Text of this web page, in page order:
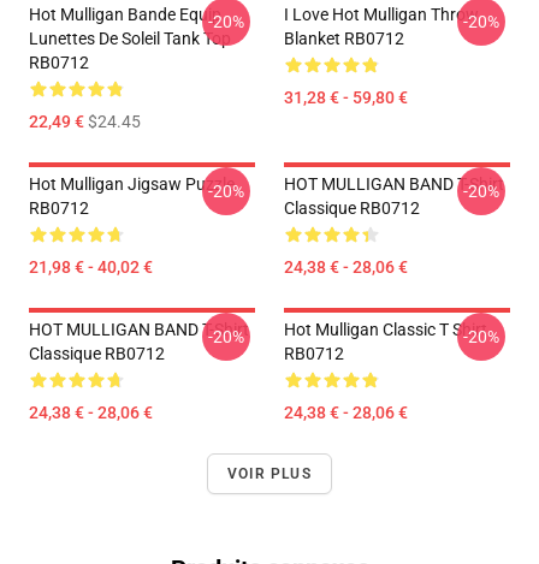
Hot Mulligan Bande Equip
Lunettes De Soleil Tank Top
RB0712
22,49 €$24.45
-20%
I Love Hot Mulligan Throw
Blanket RB0712
31,28 € - 59,80 €
-20%
Hot Mulligan Jigsaw Puzzle
RB0712
21,98 € - 40,02 €
-20%
HOT MULLIGAN BAND T-Shirt
Classique RB0712
24,38 € - 28,06 €
-20%
HOT MULLIGAN BAND T-Shirt
Classique RB0712
24,38 € - 28,06 €
-20%
Hot Mulligan Classic T Shirt
RB0712
24,38 € - 28,06 €
-20%
VOIR PLUS